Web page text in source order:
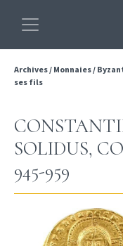
Archives/ Monnaies/
ses fils
SOLIDUS,
945-959